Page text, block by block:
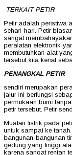
TERKAIT PETIR
Petir adalah peristiwa
sehari-hari. Petir
sangat
peralatan elektronik
membutuhkan alat
tersebut kita kenal
PENANGKAL PETIR
sendiri merupakan
jalur ini berfungsi
permukaan bumi
petir tersebut. Petir
Muatan listrik pada
untuk sampai ke
bangunan-bangunan
gedung yang tinggi
karena sangat rentan